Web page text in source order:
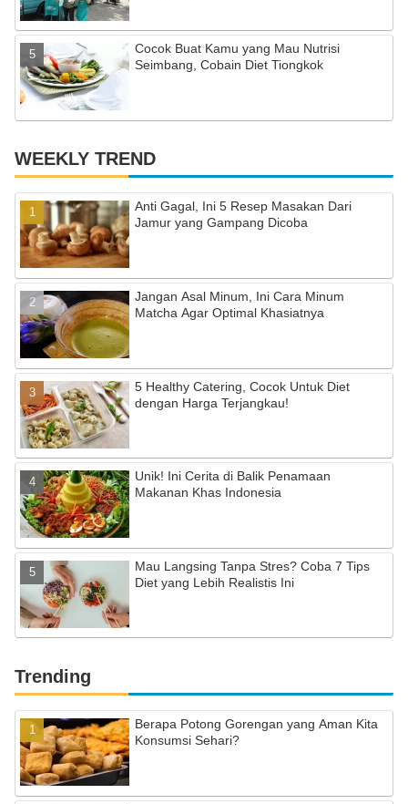
Cocok Buat Kamu yang Mau Nutrisi
Seimbang, Cobain Diet Tiongkok
WEEKLY TREND
Anti Gagal, Ini 5 Resep Masakan Dari
Jamur yang Gampang Dicoba
Jangan Asal Minum, Ini Cara Minum
Matcha Agar Optimal Khasiatnya
5 Healthy Catering, Cocok Untuk Diet
dengan Harga Terjangkau!
Unik! Ini Cerita di Balik Penamaan
Makanan Khas Indonesia
Mau Langsing Tanpa Stres? Coba 7 Tips
Diet yang Lebih Realistis Ini
Trending
Berapa Potong Gorengan yang Aman Kita
Konsumsi Sehari?